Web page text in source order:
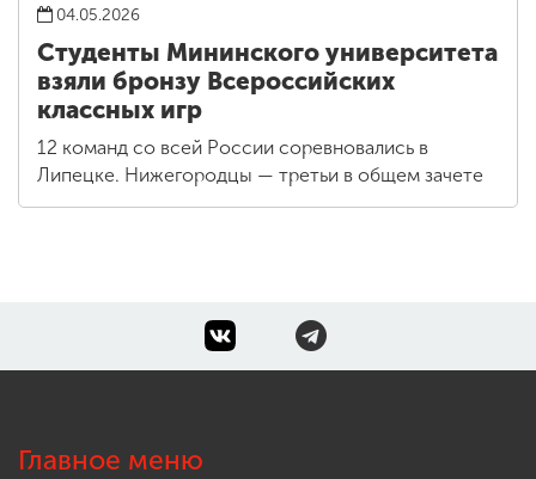
04.05.2026
Студенты Мининского университета
взяли бронзу Всероссийских
классных игр
12 команд со всей России соревновались в
Липецке. Нижегородцы — третьи в общем зачете
Главное меню